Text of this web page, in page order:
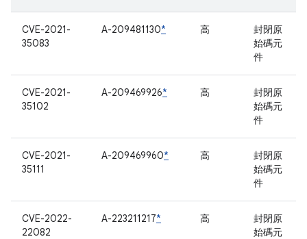
CVE-2021-
35083
A-209481130* 高
封閉原
始碼元
件
CVE-2021-
35102
A-209469926* 高
封閉原
始碼元
件
CVE-2021-
35111
A-209469960* 高
封閉原
始碼元
件
CVE-2022-
22082
A-223211217* 高
封閉原
始碼元